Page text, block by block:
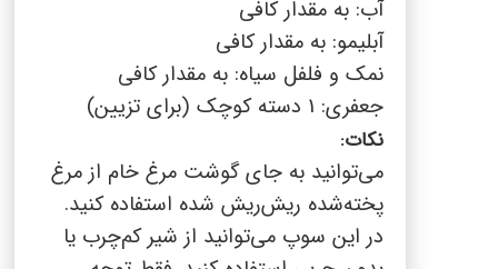
آب: به مقدار کافی
آبلیمو: به مقدار کافی
نمک و فلفل سیاه: به مقدار کافی
جعفری: 1 دسته کوچک (برای تزیین)
نکات:
می‌توانید به جای گوشت مرغ خام از مرغ
پخته‌شده ریش‌ریش شده استفاده کنید.
در این سوپ می‌توانید از شیر کم‌چرب یا